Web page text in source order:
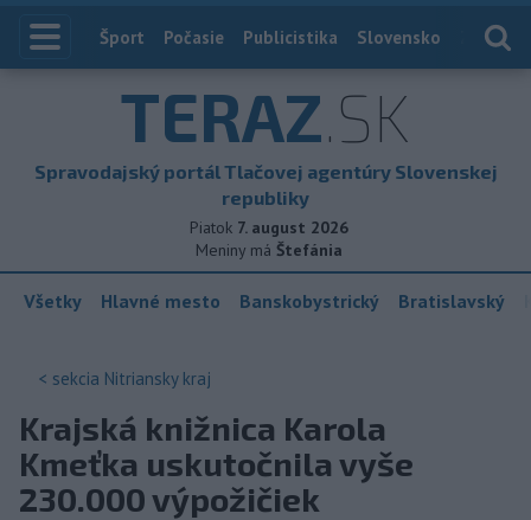
Index
Šport Počasie Publicistika Slovensko
TERAZ.SK
Spravodajský portál Tlačovej agentúry Slovenskej
republiky
Piatok 7. august 2026
Meniny má Štefánia
Všetky Hlavné mesto Banskobystrický Bratislavský
< sekcia Nitriansky kraj
Krajská knižnica Karola
Kmeťka uskutočnila vyše
230.000 výpožičiek